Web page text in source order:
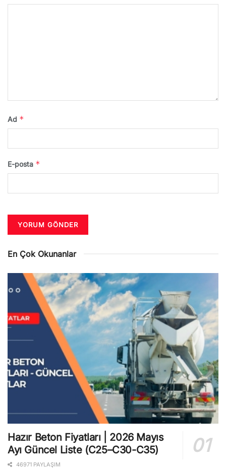
Ad *
E-posta *
En Çok Okunanlar
Hazır Beton Fiyatları | 2026 Mayıs
Ayı Güncel Liste (C25–C30-C35)
46971 PAYLAŞIM